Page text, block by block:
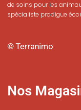
de soins pour les
spécialiste prodigue
© Terranimo
Nos